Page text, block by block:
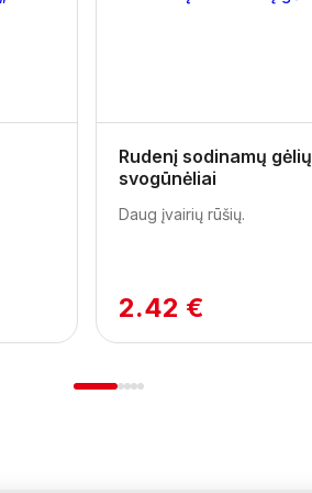
Rudenį sodinamų gėlių
svogūnėliai
Daug įvairių rūšių.
2.42 €
1 2345